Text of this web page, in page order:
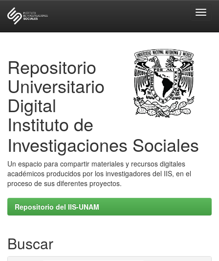
Repositorio
Universitario
Digital
Instituto de
Investigaciones Sociales
Un espacio para compartir materiales y recursos digitales
académicos producidos por los investigadores del IIS, en el
proceso de sus diferentes proyectos.
Repositorio del IIS-UNAM
Buscar